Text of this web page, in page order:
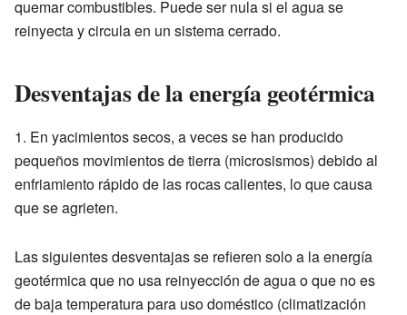
quemar combustibles. Puede ser nula si el agua se
reinyecta y circula en un sistema cerrado.
Desventajas de la energía geotérmica
En yacimientos secos, a veces se han producido
pequeños movimientos de tierra (microsismos) debido al
enfriamiento rápido de las rocas calientes, lo que causa
que se agrieten.
Las siguientes desventajas se refieren solo a la energía
geotérmica que no usa reinyección de agua o que no es
de baja temperatura para uso doméstico (climatización